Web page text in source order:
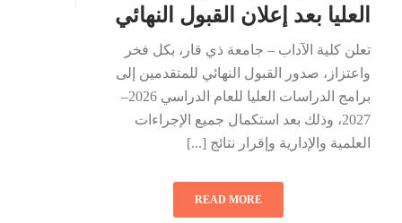
العليا بعد إعلان القبول النهائي
تعلن كلية الآداب – جامعة ذي قار، بكل فخر
واعتزاز، صدور القبول النهائي للمتقدمين إلى
برامج الدراسات العليا للعام الدراسي 2026–
2027، وذلك بعد استكمال جميع الإجراءات
العلمية والإدارية وإقرار نتائج [...]
READ MORE